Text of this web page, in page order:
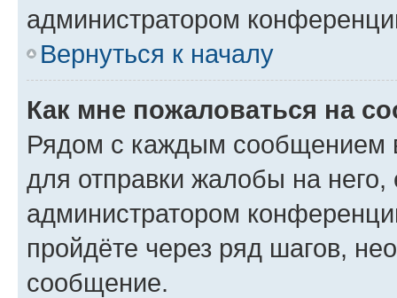
администратором
Вернуться к началу
Как мне пожаловаться на
Рядом с каждым сообщением
для отправки жалобы на
администратором
пройдёте через ряд шагов,
сообщение.